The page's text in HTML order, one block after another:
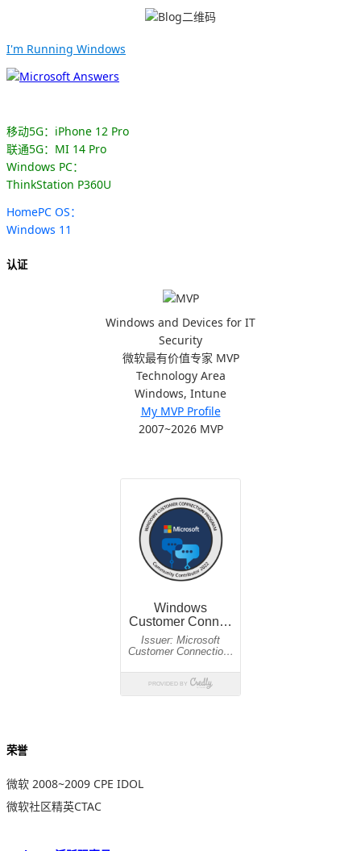
I'm Running Windows
移动5G：iPhone 12 Pro
联通5G：MI 14 Pro
Windows PC：
ThinkStation P360U
HomePC OS：
Windows 11
认证
Windows and Devices for IT
Security
微软最有价值专家 MVP
Technology Area
Windows, Intune
My MVP Profile
2007~2026 MVP
荣誉
微软 2008~2009 CPE IDOL
微软社区精英CTAC